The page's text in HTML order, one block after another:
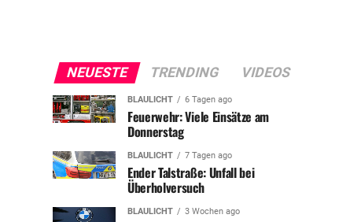
NEUESTE TRENDING VIDEOS
BLAULICHT 6 Tagen ago
Feuerwehr: Viele Einsätze am
Donnerstag
BLAULICHT 7 Tagen ago
Ender Talstraße: Unfall bei
Überholversuch
BLAULICHT 3 Wochen ago